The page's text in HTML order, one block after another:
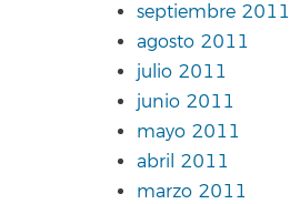
septiembre 2011
agosto 2011
julio 2011
junio 2011
mayo 2011
abril 2011
marzo 2011